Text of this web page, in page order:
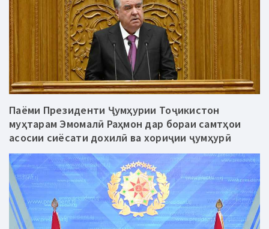
Паёми Президенти Ҷумҳурии Тоҷикистон
муҳтарам Эмомалӣ Раҳмон дар бораи самтҳои
асосии сиёсати дохилӣ ва хориҷии ҷумҳурӣ